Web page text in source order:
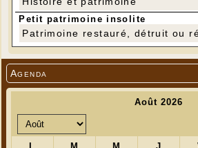
Agenda
Petit patrimoine insolite
Patrimoine restauré, détruit ou